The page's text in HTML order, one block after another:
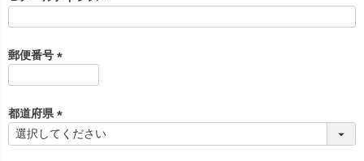
)
郵便番号
須
)
都道府県
(